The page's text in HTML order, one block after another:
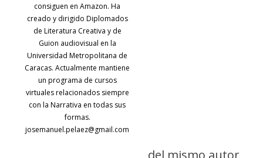
consiguen en Amazon. Ha
creado y dirigido Diplomados
de Literatura Creativa y de
Guion audiovisual en la
Universidad Metropolitana de
Caracas. Actualmente mantiene
un programa de cursos
virtuales relacionados siempre
con la Narrativa en todas sus
formas.
josemanuel.pelaez@gmail.com